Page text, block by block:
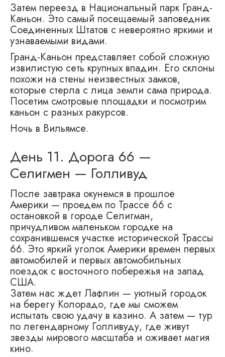
Затем переезд в Национальный парк Гранд-
Каньон. Это самый посещаемый заповедник
Соединенных Штатов с невероятно яркими и
узнаваемыми видами.
Гранд-Каньон представляет собой сложную
извилистую сеть крупных впадин. Его склоны
похожи на стены неизвестных замков,
которые стерла с лица земли сама природа.
Посетим смотровые площадки и посмотрим
каньон с разных ракурсов.
Ночь в Вильямсе.
День 11. Дорога 66 —
Селигмен — Голливуд
После завтрака окунемся в прошлое
Америки — проедем по Трассе 66 с
остановкой в городе Селигман,
причудливом маленьком городке на
сохранившемся участке исторической Трассы
66. Это яркий уголок Америки времен первых
автомобилей и первых автомобильных
поездок с восточного побережья на запад
США.
Затем нас ждет Лафлин — уютный городок
на берегу Колорадо, где мы сможем
испытать свою удачу в казино. А затем — тур
по легендарному Голливуду, где живут
звезды мирового масштаба и оживает магия
кино.